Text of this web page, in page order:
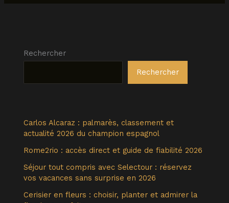
Rechercher
Rechercher
Carlos Alcaraz : palmarès, classement et
actualité 2026 du champion espagnol
Rome2rio : accès direct et guide de fiabilité 2026
Séjour tout compris avec Selectour : réservez
vos vacances sans surprise en 2026
Cerisier en fleurs : choisir, planter et admirer la